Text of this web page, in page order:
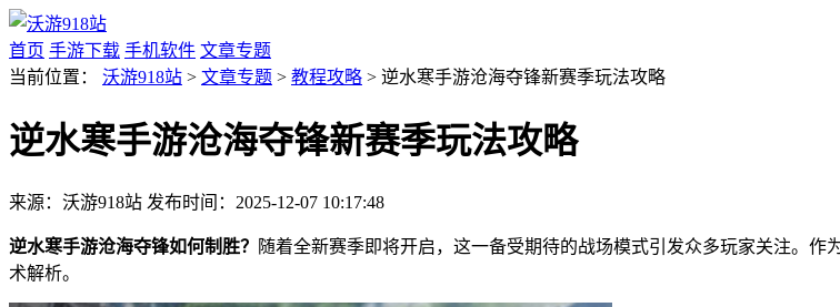
首页 手游下载 手机软件 文章专题
当前位置： 沃游918站 > 文章专题 > 教程攻略 > 逆水寒手游沧海夺锋新赛季玩法攻略
逆水寒手游沧海夺锋新赛季玩法攻略
来源：沃游918站 发布时间：2025-12-07 10:17:48
逆水寒手游沧海夺锋如何制胜？ 随着全新赛季即将开启，这一备受期待的战场模式引发众多玩家关注。
术解析。